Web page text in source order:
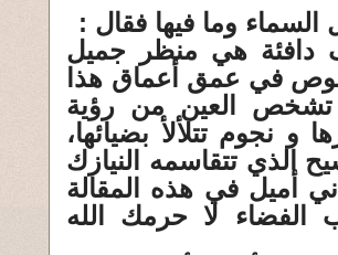
وما فيها فقال :
دافئة هي منظر جميل
في عمق أعماق هذا
تشخص العين من رؤية
نجوم تتلألأ بضيائها،
الذي تتقاسمه النيازك
أميل في هذه المقالة
الفضاء لا حرمك الله